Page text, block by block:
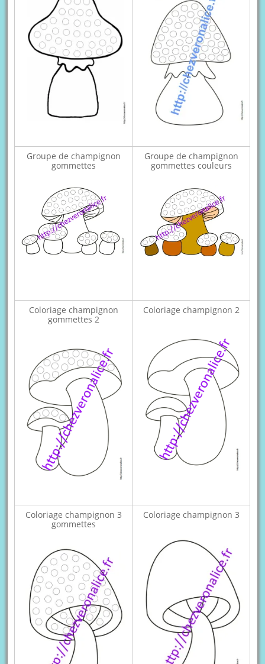
Groupe de champignon
gommettes
Groupe de champignon
gommettes couleurs
Coloriage champignon
gommettes 2
Coloriage champignon 2
Coloriage champignon 3
gommettes
Coloriage champignon 3